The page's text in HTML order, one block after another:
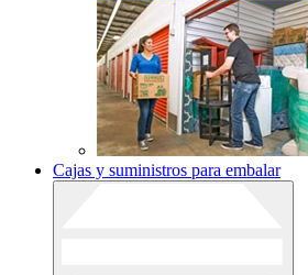
Cajas y suministros para embalar